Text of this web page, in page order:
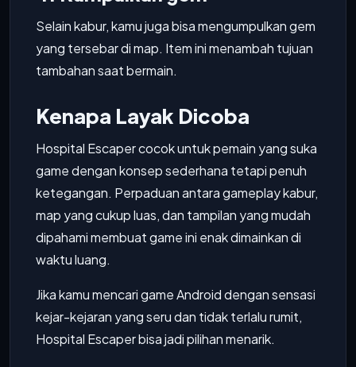
Selain kabur, kamu juga bisa mengumpulkan gem
yang tersebar di map. Item ini menambah tujuan
tambahan saat bermain.
Kenapa Layak Dicoba
Hospital Escaper cocok untuk pemain yang suka
game dengan konsep sederhana tetapi penuh
ketegangan. Perpaduan antara gameplay kabur,
map yang cukup luas, dan tampilan yang mudah
dipahami membuat game ini enak dimainkan di
waktu luang.
Jika kamu mencari game Android dengan sensasi
kejar-kejaran yang seru dan tidak terlalu rumit,
Hospital Escaper bisa jadi pilihan menarik.